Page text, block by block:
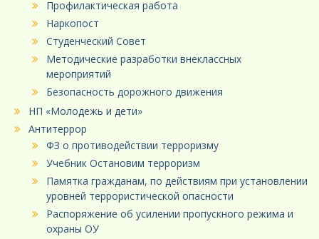
Профилактическая работа
Наркопост
Студенческий Совет
Методические разработки внеклассных
мероприятий
Безопасность дорожного движения
НП «Молодежь и дети»
Антитеррор
ФЗ о противодействии терроризму
Учебник Остановим терроризм
Памятка гражданам, по действиям при установлении
уровней террористической опасности
Распоряжение об усилении пропускного режима и
охраны ОУ